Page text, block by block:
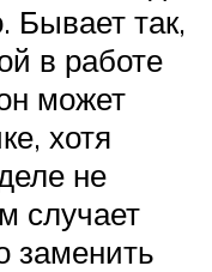
Бывает так,
в работе
может
хотя
не
случает
заменить